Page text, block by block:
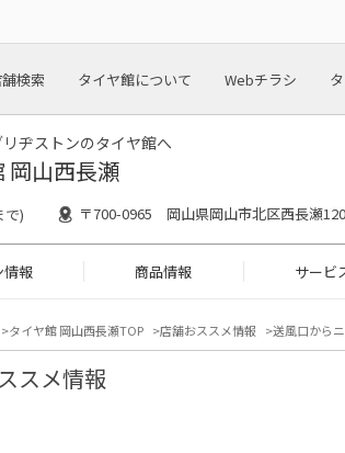
検索 タイヤ館について Webチラシ
ヂストンのタイヤ館へ
岡山西長瀬
で) 〒700-0965 岡山県岡山市北区西長瀬
情報 商品情報 サービ
タイヤ館 岡山西長瀬TOP 店舗おススメ情報 送風口から
スメ情報